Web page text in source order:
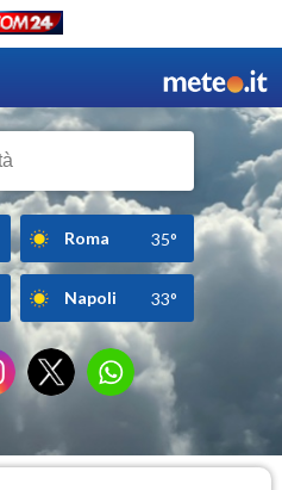
Roma 35°
Napoli 33°